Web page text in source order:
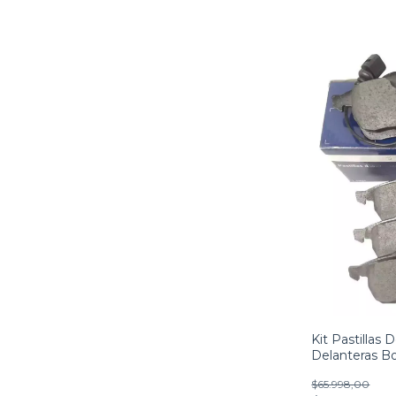
Kit Pastillas
Delanteras
$65.998,00